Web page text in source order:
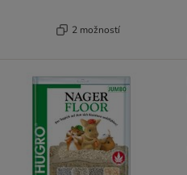
2 možností